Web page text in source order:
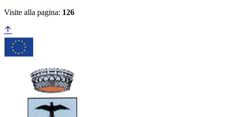
Visite alla pagina: 126